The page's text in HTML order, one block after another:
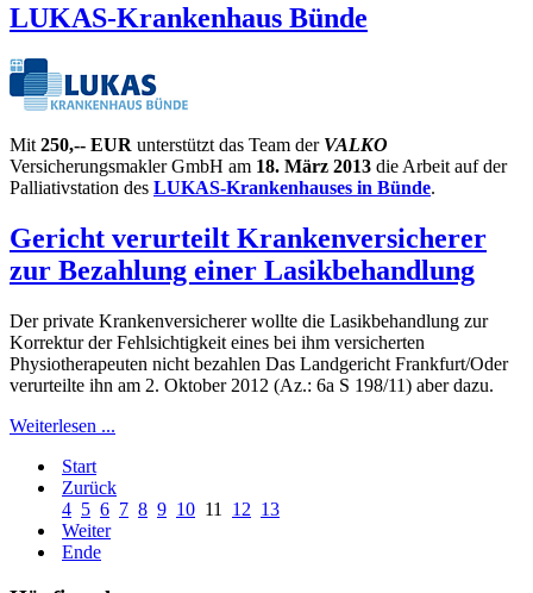
LUKAS-Krankenhaus Bünde
Mit 250,-- EUR unterstützt das Team der VALKO
Versicherungsmakler GmbH am 18. März 2013 die Arbeit auf der
Palliativstation des LUKAS-Krankenhauses in Bünde.
Gericht verurteilt Krankenversicherer
zur Bezahlung einer Lasikbehandlung
Der private Krankenversicherer wollte die Lasikbehandlung zur
Korrektur der Fehlsichtigkeit eines bei ihm versicherten
Physiotherapeuten nicht bezahlen Das Landgericht Frankfurt/Oder
verurteilte ihn am 2. Oktober 2012 (Az.: 6a S 198/11) aber dazu.
Weiterlesen ...
Start
Zurück
4 5 6 7 8 9 10 11 12 13
Weiter
Ende